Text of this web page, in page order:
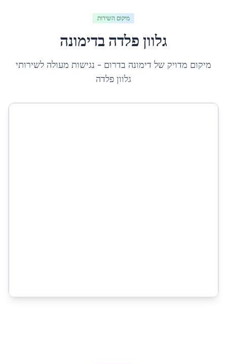
מיקום השירות
גלוון פלדה בדימונה
מיקום מדויק של דימונה בדרום - נגישות מעולה לשירותי
גלוון פלדה